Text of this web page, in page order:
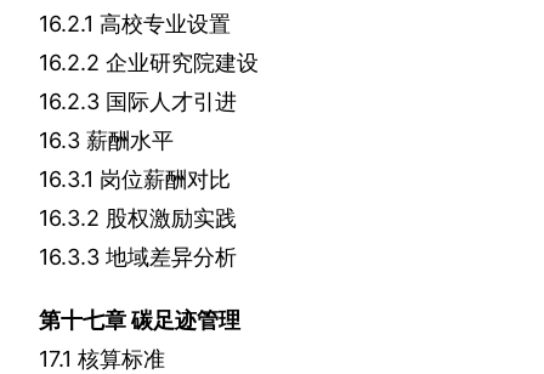
16.2.1 高校专业设置
16.2.2 企业研究院建设
16.2.3 国际人才引进
16.3 薪酬水平
16.3.1 岗位薪酬对比
16.3.2 股权激励实践
16.3.3 地域差异分析
第十七章碳足迹管理
17.1 核算标准